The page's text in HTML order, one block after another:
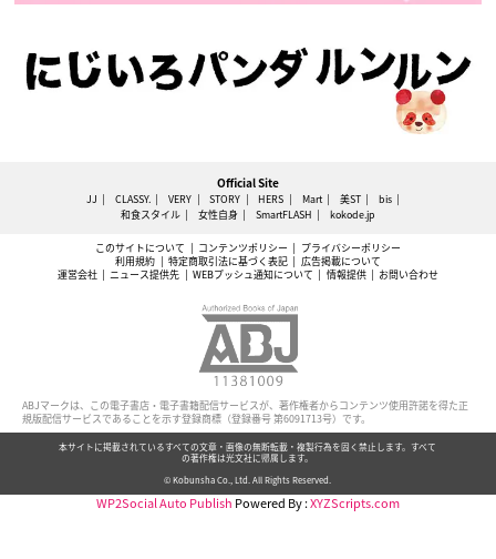
Official Site
JJ CLASSY. VERY STORY HERS Mart 美ST
bis
和食スタイル
女性自身 SmartFLASH kokode.jp
このサイトについて コンテンツポリシー
プライバシーポリシー
利用規約
特定商取引法に基づく表記
広告掲載について
運営会社
ニュース提供先 WEBプッシュ通知について 情報提供 お問い合わせ
ABJマークは、この電子書店・電子書籍配信サービスが、著作権者からコンテンツ使用許諾を得た正
規版配信サービスであることを示す登録商標（登録番号 第6091713号）です。
本サイトに掲載されているすべての文章・画像の無断転載・複製行為を固く禁止します。すべて
の著作権は光文社に帰属します。
© Kobunsha Co., Ltd. All Rights Reserved.
WP2Social Auto Publish Powered By :XYZScripts.com